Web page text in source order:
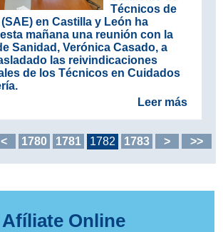
Técnicos de
en Castilla y León ha
mañana una reunión con la
Sanidad, Verónica Casado, a
las reivindicaciones
de los Técnicos en Cuidados
Leer más
< 1780 1781 1782 1783 > >>
Afíliate Online